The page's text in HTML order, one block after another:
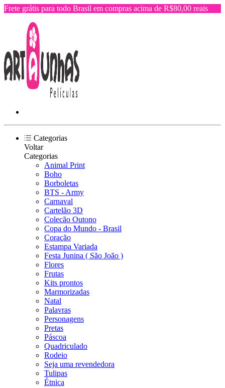
Frete grátis para todo Brasil em compras acima de R$80,00 reais
Categorias
Voltar
Categorias
Animal Print
Boho
Borboletas
BTS - Army
Carnaval
Cartelão 3D
Colecão Outono
Copa do Mundo - Brasil
Coração
Estampa Variada
Festa Junina ( São João )
Flores
Frutas
Kits prontos
Marmorizadas
Natal
Palavras
Personagens
Pretas
Páscoa
Quadriculado
Rodeio
Seja uma revendedora
Tulipas
Étnica